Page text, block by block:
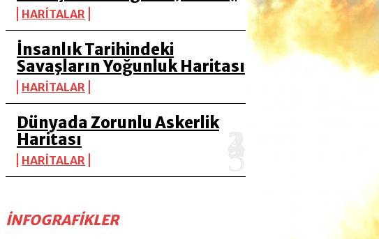
HARİTALAR
İnsanlık Tarihindeki
Savaşların Yoğunluk Haritası
HARİTALAR
Dünyada Zorunlu Askerlik
Haritası
HARİTALAR
İNFOGRAFIKLER